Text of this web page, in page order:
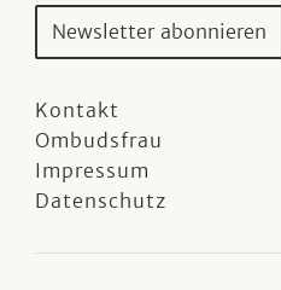
Newsletter abonnieren
Kontakt
Ombudsfrau
Impressum
Datenschutz